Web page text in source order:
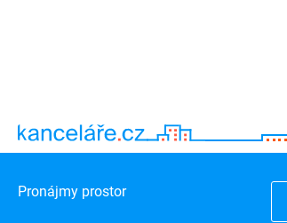
Pronájmy prostor